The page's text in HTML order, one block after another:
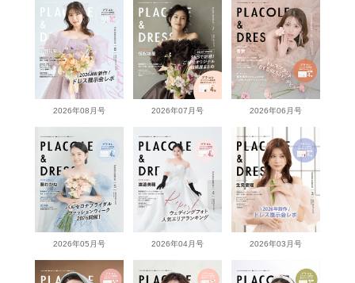
2026年08月号 2026年07月号 2026年06月号
2026年05月号 2026年04月号 2026年03月号